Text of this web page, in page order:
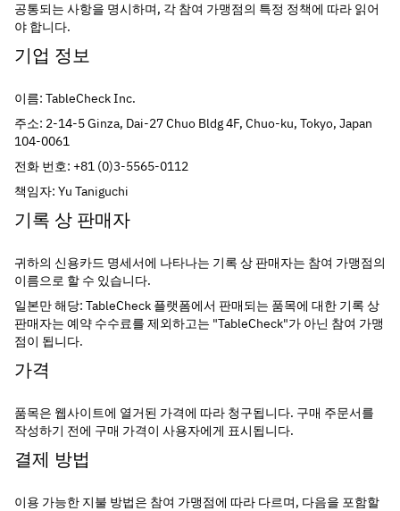
공통되는 사항을 명시하며, 각 참여 가맹점의 특정 정책에 따라 읽어
야 합니다.
기업 정보
이름: TableCheck Inc.
주소: 2-14-5 Ginza, Dai-27 Chuo Bldg 4F, Chuo-ku, Tokyo, Japan
104-0061
전화 번호: +81 (0)3-5565-0112
책임자: Yu Taniguchi
기록 상 판매자
귀하의 신용카드 명세서에 나타나는 기록 상 판매자는 참여 가맹점의
이름으로 할 수 있습니다.
일본만 해당: TableCheck 플랫폼에서 판매되는 품목에 대한 기록 상
판매자는 예약 수수료를 제외하고는 "TableCheck"가 아닌 참여 가맹
점이 됩니다.
가격
품목은 웹사이트에 열거된 가격에 따라 청구됩니다. 구매 주문서를
작성하기 전에 구매 가격이 사용자에게 표시됩니다.
결제 방법
이용 가능한 지불 방법은 참여 가맹점에 따라 다르며, 다음을 포함할